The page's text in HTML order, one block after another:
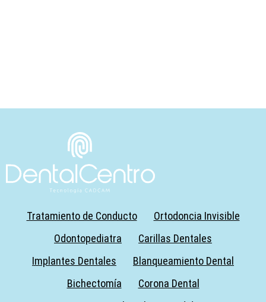
Tratamiento de Conducto
Ortodoncia Invisible
Odontopediatra
Carillas Dentales
Implantes Dentales
Blanqueamiento Dental
Bichectomía
Corona Dental